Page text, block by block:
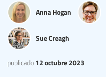
publicado 12 octubre 2023
Anna Hogan
Sue Creagh